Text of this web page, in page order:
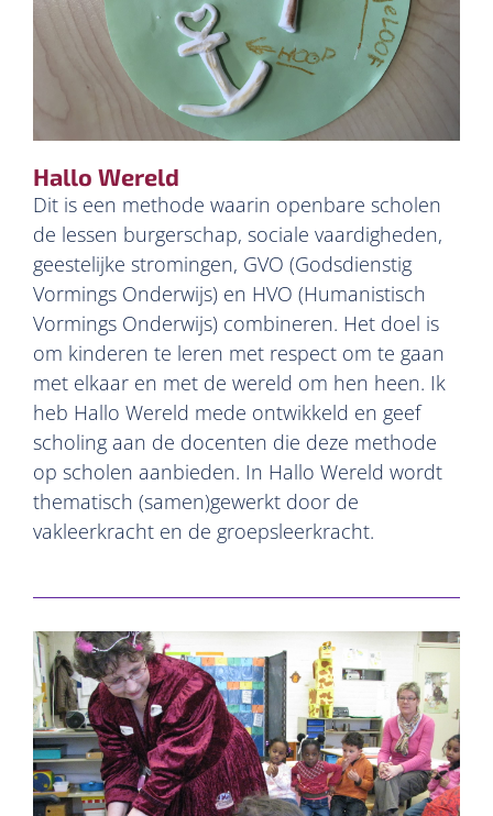
Hallo Wereld
Dit is een methode waarin openbare scholen
de lessen burgerschap, sociale vaardigheden,
geestelijke stromingen, GVO (Godsdienstig
Vormings Onderwijs) en HVO (Humanistisch
Vormings Onderwijs) combineren. Het doel is
om kinderen te leren met respect om te gaan
met elkaar en met de wereld om hen heen. Ik
heb Hallo Wereld mede ontwikkeld en geef
scholing aan de docenten die deze methode
op scholen aanbieden. In Hallo Wereld wordt
thematisch (samen)gewerkt door de
vakleerkracht en de groepsleerkracht.